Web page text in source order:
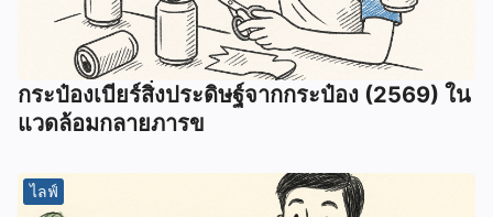
กระป๋องเบียร์สิ่งประดิษฐ์จากกระป๋อง (2569) ใน
แวดล้อมกลายภารข
ไลฟ์